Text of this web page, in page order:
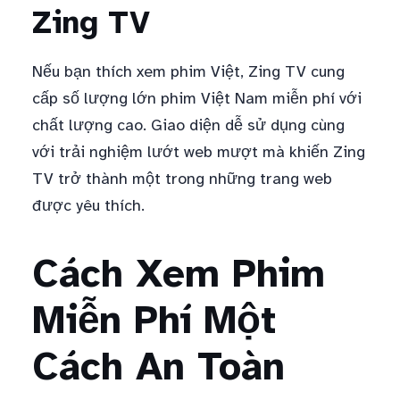
Zing TV
Nếu bạn thích xem phim Việt, Zing TV cung
cấp số lượng lớn phim Việt Nam miễn phí với
chất lượng cao. Giao diện dễ sử dụng cùng
với trải nghiệm lướt web mượt mà khiến Zing
TV trở thành một trong những trang web
được yêu thích.
Cách Xem Phim
Miễn Phí Một
Cách An Toàn